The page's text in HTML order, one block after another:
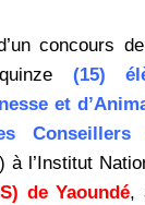
concours
(15)
et
) à l’Institut
de Yaoundé,